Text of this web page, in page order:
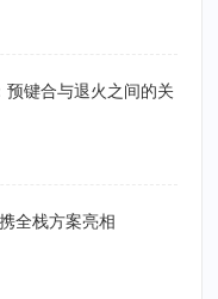
预键合与退火之间的关
全栈方案亮相